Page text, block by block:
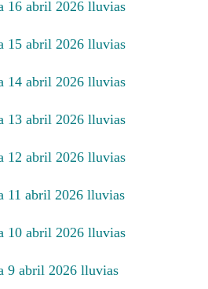
16 abril 2026 lluvias
15 abril 2026 lluvias
14 abril 2026 lluvias
13 abril 2026 lluvias
12 abril 2026 lluvias
11 abril 2026 lluvias
10 abril 2026 lluvias
9 abril 2026 lluvias